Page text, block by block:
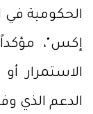
الحكومية
إكس"،
الاستمرار
الدعم الذي